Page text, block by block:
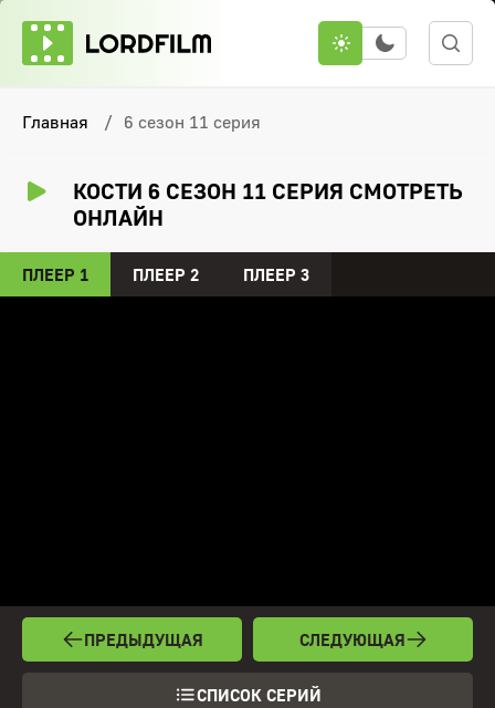
Главная 6 сезон 11 серия
КОСТИ 6 СЕЗОН 11 СЕРИЯ СМОТРЕТЬ
ОНЛАЙН
ПЛЕЕР 1 ПЛЕЕР 2 ПЛЕЕР 3
ПРЕДЫДУЩАЯ
СПИСОК СЕРИЙ
СЛЕДУЮЩАЯ